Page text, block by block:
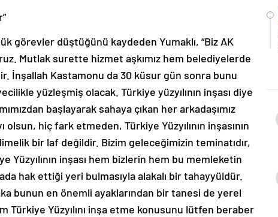
görevler düştüğünü kaydeden Yumaklı, “Biz AK
Mutlak surette hizmet aşkımız hem belediyelerde
İnşallah Kastamonu da 30 küsur gün sonra bunu
yüzleşmiş olacak. Türkiye yüzyılının inşası diye
başlayarak sahaya çıkan her arkadaşımız
hiç fark etmeden, Türkiye Yüzyılının inşasının
bir laf değildir. Bizim geleceğimizin teminatıdır,
Yüzyılının inşası hem bizlerin hem bu memleketin
hak ettiği yeri bulmasıyla alakalı bir tahayyüldür.
bunun en önemli ayaklarından bir tanesi de yerel
Yüzyılını inşa etme konusunu lütfen beraber